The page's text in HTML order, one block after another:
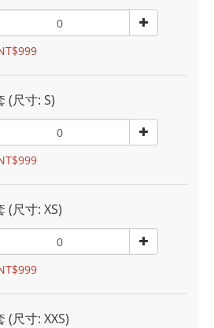
(尺寸: S)
(尺寸: XS)
(尺寸: XXS)